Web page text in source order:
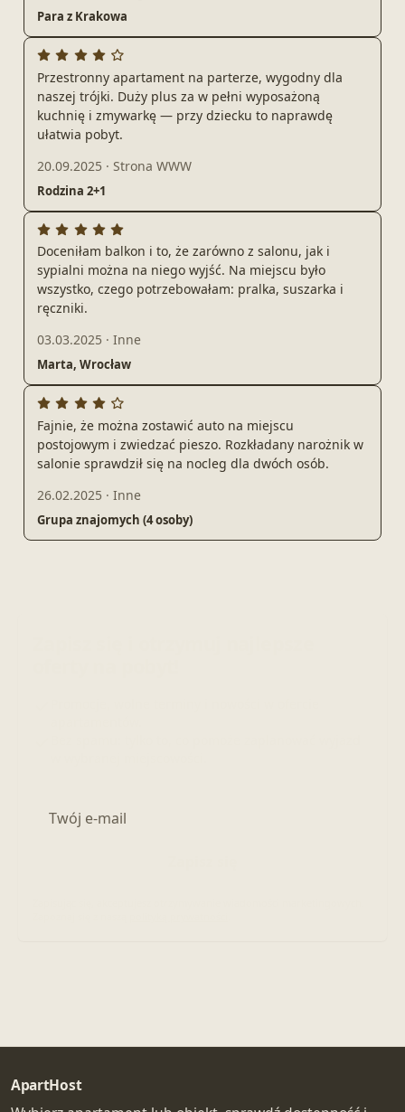
Para z Krakowa
Przestronny apartament na parterze, wygodny dla
naszej trójki. Duży plus za w pełni wyposażoną
kuchnię i zmywarkę — przy dziecku to naprawdę
ułatwia pobyt.
20.09.2025 · Strona WWW
Rodzina 2+1
Doceniłam balkon i to, że zarówno z salonu, jak i
sypialni można na niego wyjść. Na miejscu było
wszystko, czego potrzebowałam: pralka, suszarka i
ręczniki.
03.03.2025 · Inne
Marta, Wrocław
Fajnie, że można zostawić auto na miejscu
postojowym i zwiedzać pieszo. Rozkładany narożnik w
salonie sprawdził się na nocleg dla dwóch osób.
26.02.2025 · Inne
Grupa znajomych (4 osoby)
ApartHost